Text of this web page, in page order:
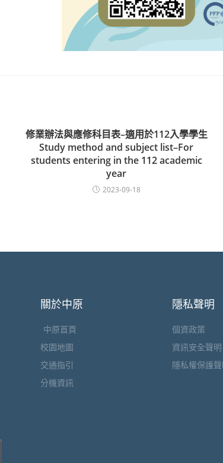
修業辦法與應修科目表–適用於112入學學生
Study method and subject list–For
students entering in the 112 academic
year
2023-09-18
關於中原
中原首頁
校園地圖
交通指引
分機資訊
隱私聲明
個資政策
資訊安全聲明
隱私權保護